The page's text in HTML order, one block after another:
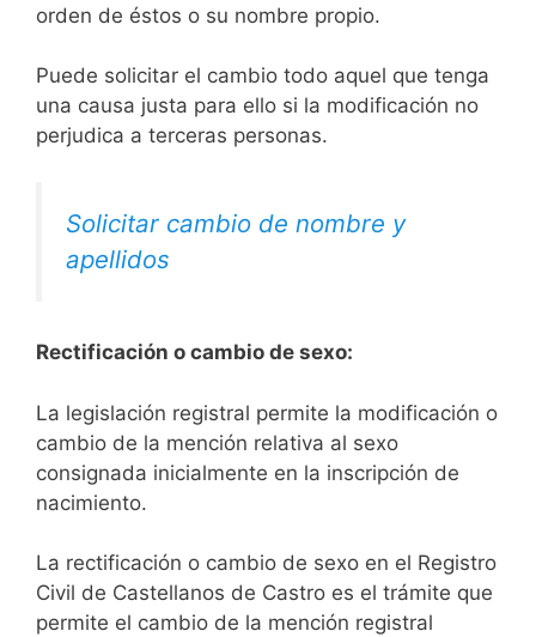
orden de éstos o su nombre propio.
Puede solicitar el cambio todo aquel que tenga
una causa justa para ello si la modificación no
perjudica a terceras personas.
Solicitar cambio de nombre y
apellidos
Rectificación o cambio de sexo:
La legislación registral permite la modificación o
cambio de la mención relativa al sexo
consignada inicialmente en la inscripción de
nacimiento.
La rectificación o cambio de sexo en el Registro
Civil de Castellanos de Castro es el trámite que
permite el cambio de la mención registral